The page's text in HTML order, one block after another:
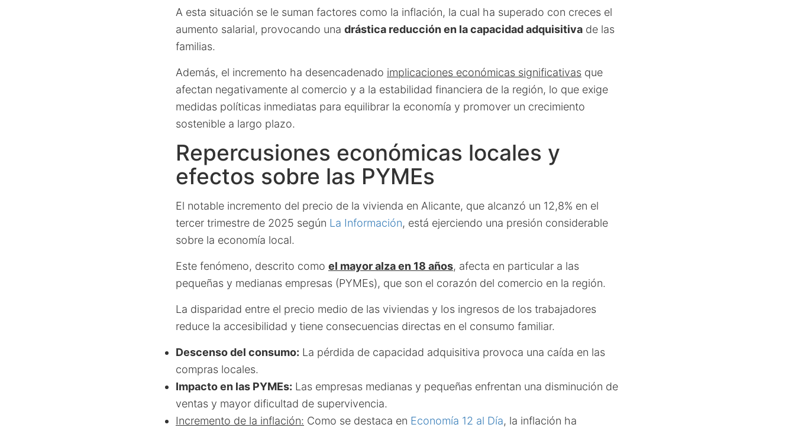
A esta situación se le suman factores como la inflación, la cual ha superado con creces el
aumento salarial, provocando una drástica reducción en la capacidad adquisitiva de las
familias.
Además, el incremento ha desencadenado implicaciones económicas significativas que
afectan negativamente al comercio y a la estabilidad financiera de la región, lo que exige
medidas políticas inmediatas para equilibrar la economía y promover un crecimiento
sostenible a largo plazo.
Repercusiones económicas locales y
efectos sobre las PYMEs
El notable incremento del precio de la vivienda en Alicante, que alcanzó un 12,8% en el
tercer trimestre de 2025 según La Información, está ejerciendo una presión considerable
sobre la economía local.
Este fenómeno, descrito como el mayor alza en 18 años, afecta en particular a las
pequeñas y medianas empresas (PYMEs), que son el corazón del comercio en la región.
La disparidad entre el precio medio de las viviendas y los ingresos de los trabajadores
reduce la accesibilidad y tiene consecuencias directas en el consumo familiar.
Descenso del consumo: La pérdida de capacidad adquisitiva provoca una caída en las
compras locales.
Impacto en las PYMEs: Las empresas medianas y pequeñas enfrentan una disminución de
ventas y mayor dificultad de supervivencia.
Incremento de la inflación: Como se destaca en Economía 12 al Día, la inflación ha